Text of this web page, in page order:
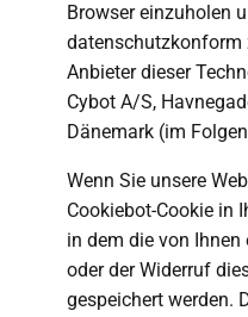
Browser einzuholen
datenschutzkonform
Anbieter dieser
Cybot A/S,
Dänemark (im
Wenn Sie unsere
Cookiebot-Cookie in
in dem die von
oder der Widerruf
gespeichert werden.